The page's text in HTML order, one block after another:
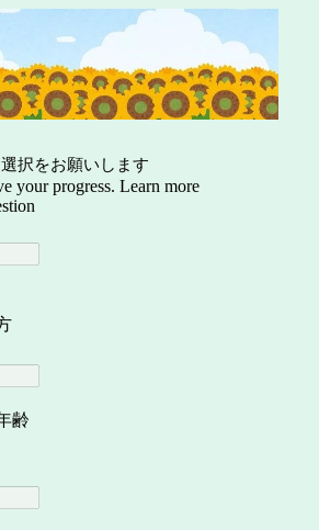
択をお願いします
your progress. Learn more
齢